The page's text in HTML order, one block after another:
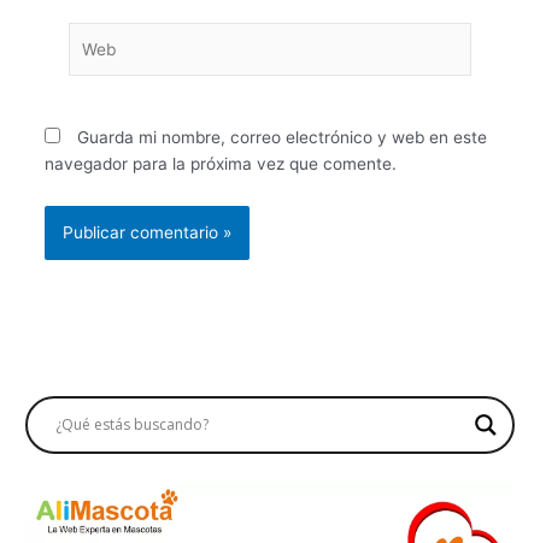
Guarda mi nombre, correo electrónico y web en este
navegador para la próxima vez que comente.